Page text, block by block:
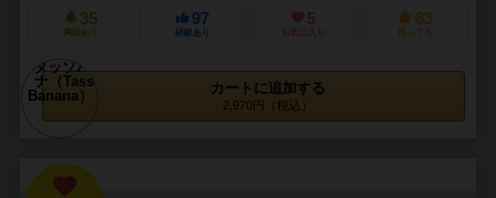
35
興味あり
97
経験あり
5
お気に入り
63
持ってる
カートに追加する
2,970円（税込）